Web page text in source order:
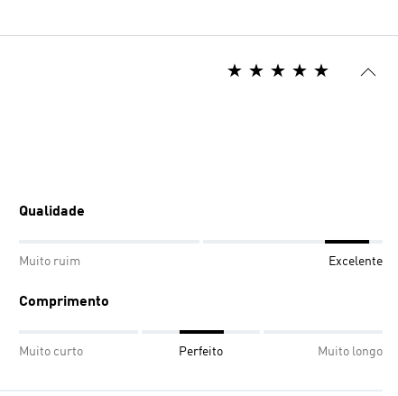
Qualidade
Muito ruim Excelente
Comprimento
Muito curto Perfeito Muito longo